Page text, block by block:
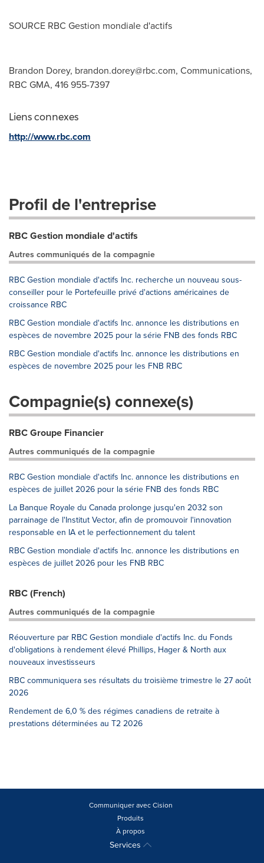
SOURCE RBC Gestion mondiale d'actifs
Brandon Dorey, brandon.dorey@rbc.com, Communications,
RBC GMA, 416 955-7397
Liens connexes
http://www.rbc.com
Profil de l'entreprise
RBC Gestion mondiale d'actifs
Autres communiqués de la compagnie
RBC Gestion mondiale d'actifs Inc. recherche un nouveau sous-
conseiller pour le Portefeuille privé d'actions américaines de
croissance RBC
RBC Gestion mondiale d'actifs Inc. annonce les distributions en
espèces de novembre 2025 pour la série FNB des fonds RBC
RBC Gestion mondiale d'actifs Inc. annonce les distributions en
espèces de novembre 2025 pour les FNB RBC
Compagnie(s) connexe(s)
RBC Groupe Financier
Autres communiqués de la compagnie
RBC Gestion mondiale d'actifs Inc. annonce les distributions en
espèces de juillet 2026 pour la série FNB des fonds RBC
La Banque Royale du Canada prolonge jusqu'en 2032 son
parrainage de l'Institut Vector, afin de promouvoir l'innovation
responsable en IA et le perfectionnement du talent
RBC Gestion mondiale d'actifs Inc. annonce les distributions en
espèces de juillet 2026 pour les FNB RBC
RBC (French)
Autres communiqués de la compagnie
Réouverture par RBC Gestion mondiale d'actifs Inc. du Fonds
d'obligations à rendement élevé Phillips, Hager & North aux
nouveaux investisseurs
RBC communiquera ses résultats du troisième trimestre le 27 août
2026
Rendement de 6,0 % des régimes canadiens de retraite à
prestations déterminées au T2 2026
Communiquer avec Cision
Produits
À propos
Services